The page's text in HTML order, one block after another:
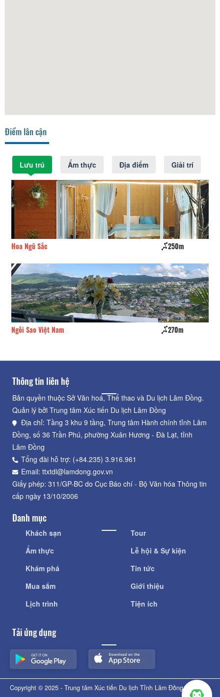
Điểm lân cận
Lưu trú Ẩm thực Địa điểm Giải trí
250m
270m Quynh Lan
Thông tin liên hệ
Bản quyền thuộc Sở Văn hoá, Thể thao và Du lịch Lâm Đồng.
Quản lý bởi Trung tâm Xúc tiến Du lịch Lâm Đồng
Địa chỉ: Tầng 3 khu 9 tầng, Trung tâm Hành chính tỉnh Lâm
Đồng, số 36 Trần Phú, phường Xuân Hương - Đà Lạt, tỉnh
Lâm Đồng
Tổng đài hỗ trợ: (+84.235) 3.916.961
Email: ttxtdl@lamdong.gov.vn
Giấy phép: 311/GP-BC do Cục Báo chí - Bộ Văn hóa Thông tin
cấp ngày 13/10/2006
Danh mục
Khách sạn
Ẩm thực
Khám phá
Mua sắm
Lịch trình
Tour
Lễ hội & Sự kiện
Tin tức
Giới thiệu
Tiện ích
Tải ứng dụng
Copyright © 2025 - Trung tâm Xúc tiến Du lịch Tỉnh Lâm Đồng